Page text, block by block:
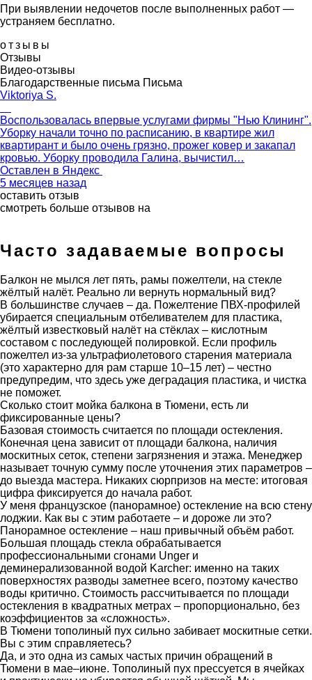
При выявлении недочетов после выполненных работ —
устраняем бесплатно.
отзывы
Отзывы
Видео-отзывы
Благодарственные письма Письма
Viktoriya S.
Воспользовалась впервые услугами фирмы "Нью Клининг".
Уборку начали точно по расписанию, в квартире жил
квартирант и было очень грязно, прожег ковер и закапал
кровью. Уборку проводила Галина, вычистил…
Оставлен в Яндекс
5 месяцев назад
оставить отзыв
смотреть больше отзывов на
Часто задаваемые вопросы
Балкон не мылся лет пять, рамы пожелтели, на стекле
жёлтый налёт. Реально ли вернуть нормальный вид?
В большинстве случаев – да. Пожелтение ПВХ-профилей
убирается специальным отбеливателем для пластика,
жёлтый известковый налёт на стёклах – кислотным
составом с последующей полировкой. Если профиль
пожелтел из-за ультрафиолетового старения материала
(это характерно для рам старше 10–15 лет) – честно
предупредим, что здесь уже деградация пластика, и чистка
не поможет.
Сколько стоит мойка балкона в Тюмени, есть ли
фиксированные цены?
Базовая стоимость считается по площади остекления.
Конечная цена зависит от площади балкона, наличия
москитных сеток, степени загрязнения и этажа. Менеджер
называет точную сумму после уточнения этих параметров –
до выезда мастера. Никаких сюрпризов на месте: итоговая
цифра фиксируется до начала работ.
У меня французское (панорамное) остекление на всю стену
лоджии. Как вы с этим работаете – и дороже ли это?
Панорамное остекление – наш привычный объём работ.
Большая площадь стекла обрабатывается
профессиональными сгонами Unger и
деминерализованной водой Karcher: именно на таких
поверхностях разводы заметнее всего, поэтому качество
воды критично. Стоимость рассчитывается по площади
остекления в квадратных метрах – пропорционально, без
коэффициентов за «сложность».
В Тюмени тополиный пух сильно забивает москитные сетки.
Вы с этим справляетесь?
Да, и это одна из самых частых причин обращений в
Тюмени в мае–июне. Тополиный пух прессуется в ячейках